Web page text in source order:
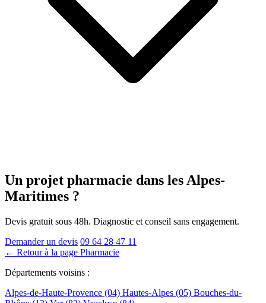
Un projet pharmacie dans les Alpes-
Maritimes ?
Devis gratuit sous 48h. Diagnostic et conseil sans engagement.
Demander un devis 09 64 28 47 11
← Retour à la page Pharmacie
Départements voisins :
Alpes-de-Haute-Provence (04) Hautes-Alpes (05) Bouches-du-